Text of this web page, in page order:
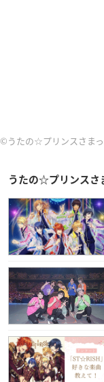
©うたの☆プリンスさまっ
うたの☆プリンスさ